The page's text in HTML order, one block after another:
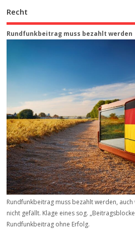
Recht
Rundfunkbeitrag muss bezahlt werden
Rundfunkbeitrag muss bezahlt werden,
nicht gefällt. Klage eines sog.
Rundfunkbeitrag ohne Erfolg.